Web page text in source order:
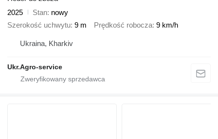
2025
Stan nowy
Szerokość uchwytu 9 m Prędkość robocza 9 km/h
Ukraina, Kharkiv
Ukr.Agro-service